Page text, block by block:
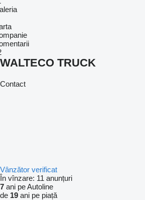
WALTECO TRUCK
Contact
Vânzător verificat
În vînzare: 11 anunțuri
7 ani pe Autoline
de 19 ani pe piață